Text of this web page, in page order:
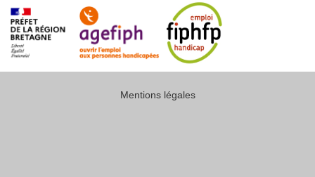
Mentions légales